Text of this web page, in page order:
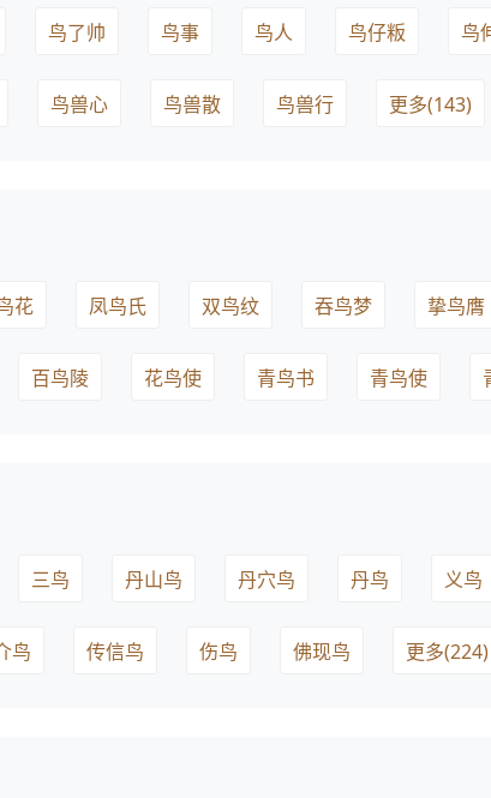
鸟了帅 鸟事 鸟人 鸟仔粄 鸟
鸟兽心 鸟兽散 鸟兽行 更多(143)
花 凤鸟氏 双鸟纹 吞鸟梦 挚鸟膺
百鸟陵 花鸟使 青鸟书 青鸟使
三鸟 丹山鸟 丹穴鸟 丹鸟 义鸟
鸟 传信鸟 伤鸟 佛现鸟 更多(224)